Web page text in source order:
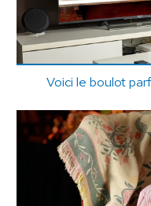
Voici le boulot